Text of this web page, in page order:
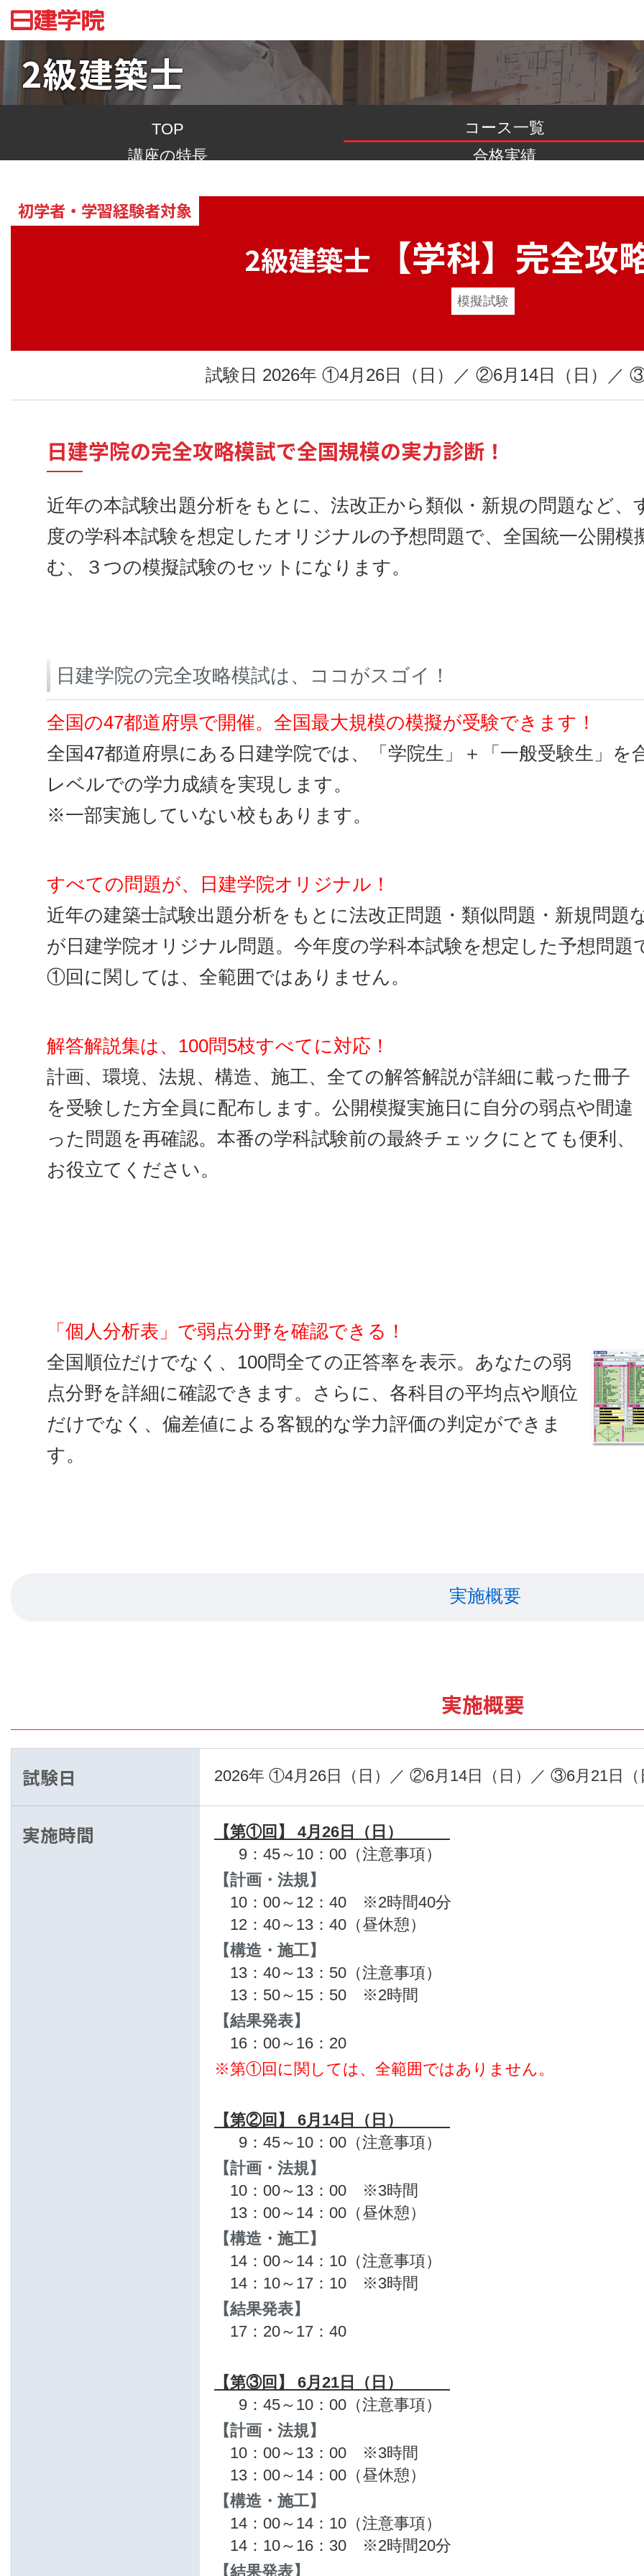
2級建築士
TOP
コース一覧
講座の特長
合格実績
よくあるご質問
初学者・学習経験者対象
2級建築士 【学科】完全攻
模擬試験
試験日 2026年 ①4月26日（日）／ ②6月14日（日）／
日建学院の完全攻略模試で全国規模の実力診断！
近年の本試験出題分析をもとに、法改正から類似・新規の問題など、
度の学科本試験を想定したオリジナルの予想問題で、全国統一公開模
む、３つの模擬試験のセットになります。
日建学院の完全攻略模試は、ココがスゴイ！
全国の47都道府県で開催。全国最大規模の模擬が受験できます！
全国47都道府県にある日建学院では、「学院生」＋「一般受験生」を
レベルでの学力成績を実現します。
※一部実施していない校もあります。
すべての問題が、日建学院オリジナル！
近年の建築士試験出題分析をもとに法改正問題・類似問題・新規問題
が日建学院オリジナル問題。今年度の学科本試験を想定した予想問
①回に関しては、全範囲ではありません。
解答解説集は、100問5枝すべてに対応！
計画、環境、法規、構造、施工、全ての解答解説が詳細に載った冊子
を受験した方全員に配布します。公開模擬実施日に自分の弱点や間違
った問題を再確認。本番の学科試験前の最終チェックにとても便利、
お役立てください。
「個人分析表」で弱点分野を確認できる！
全国順位だけでなく、100問全ての正答率を表示。あなたの弱
点分野を詳細に確認できます。さらに、各科目の平均点や順位
だけでなく、偏差値による客観的な学力評価の判定ができま
す。
実施概要
実施概要
試験日 2026年 ①4月26日（日）／ ②6月14日（日）／ ③6月21日
実施時間
【第①回】 4月26日（日）
9：45～10：00（注意事項）
【計画・法規】
10：00～12：40 ※2時間40分
12：40～13：40（昼休憩）
【構造・施工】
13：40～13：50（注意事項）
13：50～15：50 ※2時間
【結果発表】
16：00～16：20
※第①回に関しては、全範囲ではありません。
【第②回】 6月14日（日）
9：45～10：00（注意事項）
【計画・法規】
10：00～13：00 ※3時間
13：00～14：00（昼休憩）
【構造・施工】
14：00～14：10（注意事項）
14：10～17：10 ※3時間
【結果発表】
17：20～17：40
【第③回】 6月21日（日）
9：45～10：00（注意事項）
【計画・法規】
10：00～13：00 ※3時間
13：00～14：00（昼休憩）
【構造・施工】
14：00～14：10（注意事項）
14：10～16：30 ※2時間20分
【結果発表】